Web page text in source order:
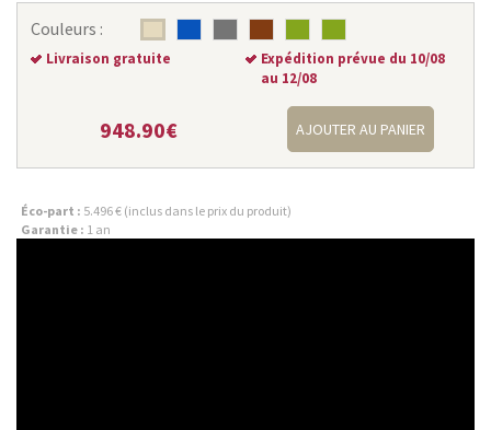
Couleurs :
Livraison gratuite
Expédition prévue du 10/08
au 12/08
948.90€ AJOUTER AU PANIER
Éco-part : 5.496 € (inclus dans le prix du produit)
Garantie : 1 an